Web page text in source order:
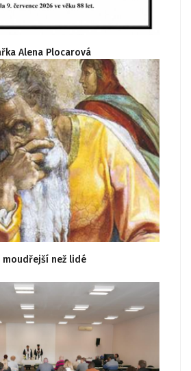
Alena Plocarová
moudřejší než lidé